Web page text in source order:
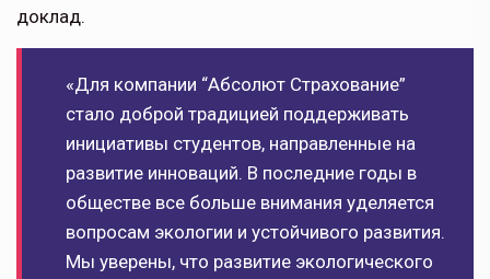
доклад.
«Для компании “Абсолют Страхование”
стало доброй традицией поддерживать
инициативы студентов, направленные на
развитие инноваций. В последние годы в
обществе все больше внимания уделяется
вопросам экологии и устойчивого развития.
Мы уверены, что развитие экологического